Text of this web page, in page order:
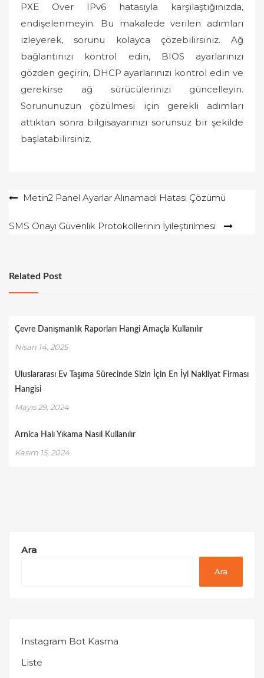
PXE Over IPv6 hatasıyla karşılaştığınızda,
endişelenmeyin. Bu makalede verilen adımları
izleyerek, sorunu kolayca çözebilirsiniz. Ağ
bağlantınızı kontrol edin, BIOS ayarlarınızı
gözden geçirin, DHCP ayarlarınızı kontrol edin ve
gerekirse ağ sürücülerinizi güncelleyin.
Sorununuzun çözülmesi için gerekli adımları
attıktan sonra bilgisayarınızı sorunsuz bir şekilde
başlatabilirsiniz.
YazıMetin2 Panel Ayarlar Alınamadı Hatası Çözümü
SMS Onayı Güvenlik Protokollerinin İyileştirilmesi
Related Post
Çevre Danışmanlık Raporları Hangi Amaçla Kullanılır
Nisan 14, 2025
Uluslararası Ev Taşıma Sürecinde Sizin İçin En İyi Nakliyat Firması
Hangisi
Mayıs 29, 2024
Arnica Halı Yıkama Nasıl Kullanılır
Kasım 15, 2024
Ara
Ara
Instagram Bot Kasma
Liste